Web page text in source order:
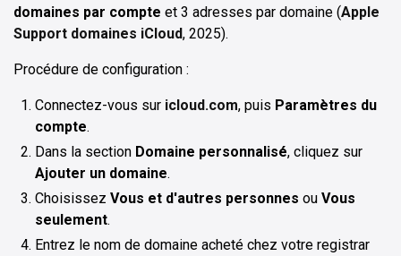
domaines par compte et 3 adresses par domaine (Apple
Support domaines iCloud, 2025).
Procédure de configuration :
Connectez-vous sur icloud.com, puis Paramètres du
compte.
Dans la section Domaine personnalisé, cliquez sur
Ajouter un domaine.
Choisissez Vous et d'autres personnes ou Vous
seulement.
Entrez le nom de domaine acheté chez votre registrar